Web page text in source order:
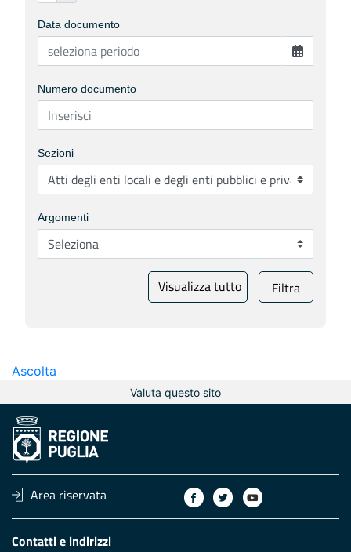
Data documento
Numero documento
Sezioni
Argomenti
Visualizza tutto Filtra
Ascolta
Valuta questo sito
Area riservata
Contatti e indirizzi